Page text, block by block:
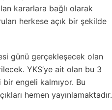
kararlara bağlı olarak
herkese açık bir şekilde
günü gerçekleşecek olan
YKS’ye ait olan bu 3
engeli kalmıyor. Bu
hemen yayınlamaktadır.